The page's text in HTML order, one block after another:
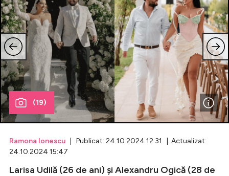
Horoscop
Lifestyle
Celebrități
Breaking News
(19)
Ramona Ionescu | Publicat: 24.10.2024 12:31 | Actualizat:
24.10.2024 15:47
Larisa Udilă (26 de ani) și Alexandru Ogică (28 de